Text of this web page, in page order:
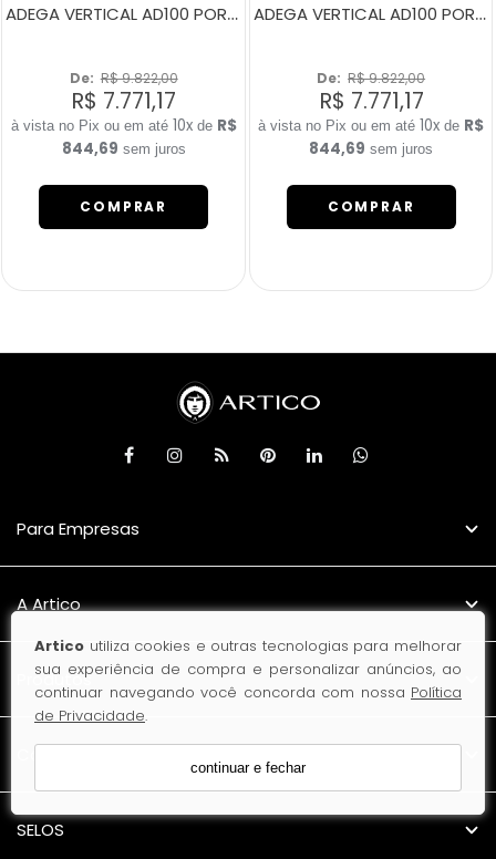
Artico utiliza cookies e outras tecnologias para melhorar
sua experiência de compra e personalizar anúncios, ao
continuar navegando você concorda com nossa Política
de Privacidade.
continuar e fechar
ADEGA VERTICAL AD100 PORTA NA DIREITA
De: R$ 9.822,00
R$ 7.771,17
10xde R$
844,69 sem juros
COMPRAR
ADEGA VERTICAL AD100 PORTA ESQUERDA
De: R$ 9.822,00
R$ 7.771,17
10x de R$
844,69 sem juros
COMPRAR
Para Empresas
A Artico
Produtos
SELOS